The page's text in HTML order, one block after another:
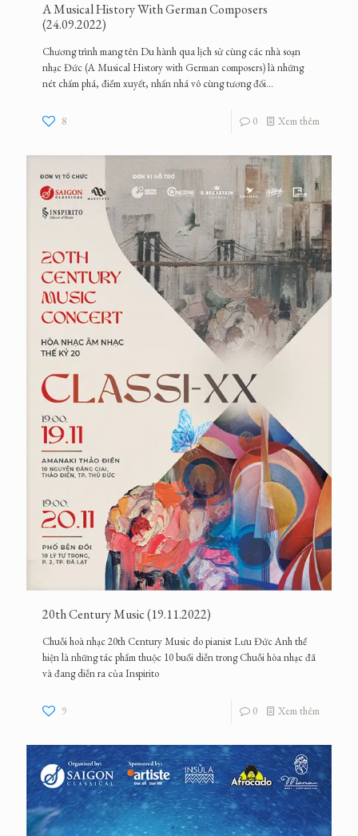
A Musical History With German Composers
(24.09.2022)
Chương trình mang tên Du hành qua lịch sử cùng các nhà soạn
nhạc Đức (A Musical History with German composers) là những
nét chấm phá, điểm xuyết, nhấn nhá vô cùng tương đối...
8 0 Xem thêm
20th Century Music (19.11.2022)
Chuỗi hoà nhạc 20th Century Music do pianist Lưu Đức Anh thể
hiện là những tác phẩm thuộc 10 buổi diễn trong Chuỗi hòa nhạc đã
và đang diễn ra của Inspirito
9 0 Xem thêm